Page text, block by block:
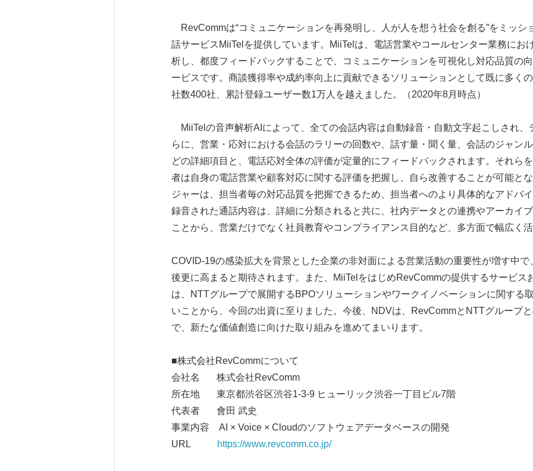
RevCommは“コミュニケーションを再発明し、人が人を想う社会を創る”をミッシ
話サービスMiiTelを提供しています。MiiTelは、電話営業やコールセンター業務にお
析し、都度フィードバックすることで、コミュニケーションを可視化し対応品質の
ービスです。商談獲得率や成約率向上に貢献できるソリューションとして既に多く
社数400社、累計登録ユーザー数1万人を越えました。（2020年8月時点）
MiiTelの音声解析AIによって、全ての会話内容は自動録音・自動文字起こしされ、
らに、営業・応対における会話のラリーの回数や、話す量・聞く量、会話のジャン
どの詳細項目と、電話応対全体の評価が定量的にフィードバックされます。それら
者は自身の電話営業や顧客対応に関する評価を把握し、自ら改善することが可能と
ジャーは、担当者毎の対応品質を把握できるため、担当者へのより具体的なアドバイ
録音された通話内容は、詳細に分類されると共に、社内データとの連携やアーカイ
ことから、営業だけでなく社員教育やコンプライアンス目的など、多方面で幅広く活
COVID-19の感染拡大を背景とした企業の非対面による営業活動の重要性が増す中で
後更に高まると期待されます。また、MiiTelをはじめRevCommの提供するサービス
は、NTTグループで展開するBPOソリューションやワークイノベーションに関する
いことから、今回の出資に至りました。今後、NDVは、RevCommとNTTグループ
で、新たな価値創造に向けた取り組みを進めてまいります。
■株式会社RevCommについて
会社名 株式会社RevComm
所在地 東京都渋谷区渋谷1-3-9 ヒューリック渋谷一丁目ビル7階
代表者 會田 武史
事業内容 AI × Voice × Cloudのソフトウェアデータベースの開発
URL
https://www.revcomm.co.jp/